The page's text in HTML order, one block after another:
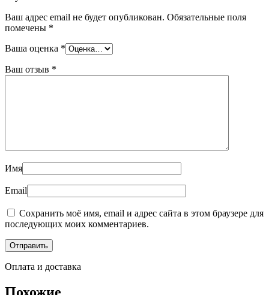
Ваш адрес email не будет опубликован. Обязательные поля
помечены *
Ваша оценка *
Ваш отзыв *
Имя
Email
Сохранить моё имя, email и адрес сайта в этом браузере для
последующих моих комментариев.
Оплата и доставка
Похожие